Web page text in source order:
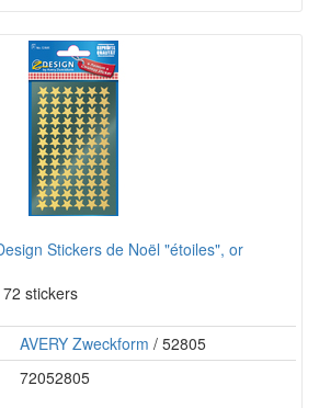
Stickers de Noël "étoiles", or
stickers
AVERY Zweckform / 52805
72052805